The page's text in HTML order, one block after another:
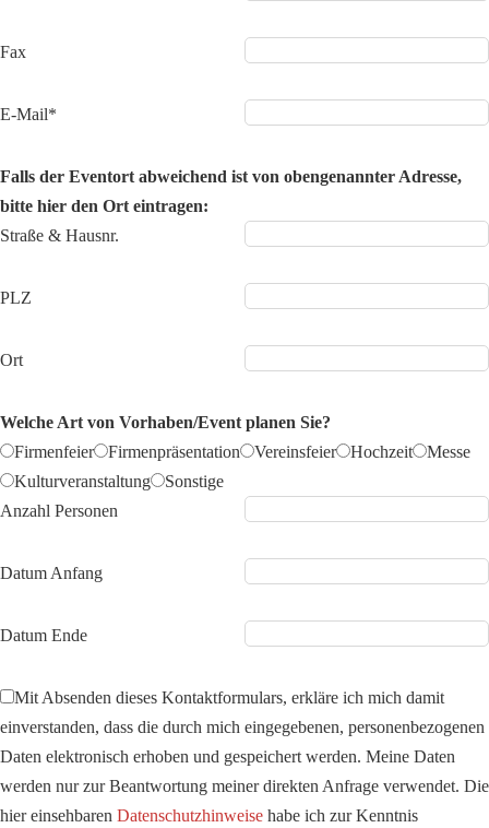
Fax
E-Mail*
Falls der Eventort abweichend ist von obengenannter Adresse,
bitte hier den Ort eintragen:
Straße & Hausnr.
PLZ
Ort
Welche Art von Vorhaben/Event planen Sie?
Firmenfeier
Firmenpräsentation Vereinsfeier Hochzeit
Messe
Kulturveranstaltung
Sonstige
Anzahl Personen
Datum Anfang
Datum Ende
Mit Absenden dieses Kontaktformulars, erkläre ich mich damit
einverstanden, dass die durch mich eingegebenen, personenbezogenen
Daten elektronisch erhoben und gespeichert werden. Meine Daten
werden nur zur Beantwortung meiner direkten Anfrage verwendet. Die
hier einsehbaren Datenschutzhinweise habe ich zur Kenntnis